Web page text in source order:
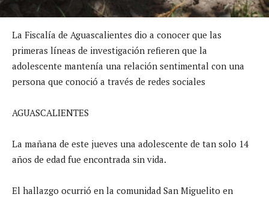
La Fiscalía de Aguascalientes dio a conocer que las
primeras líneas de investigación refieren que la
adolescente mantenía una relación sentimental con una
persona que conoció a través de redes sociales
AGUASCALIENTES
La mañana de este jueves una adolescente de tan solo 14
años de edad fue encontrada sin vida.
El hallazgo ocurrió en la comunidad San Miguelito en